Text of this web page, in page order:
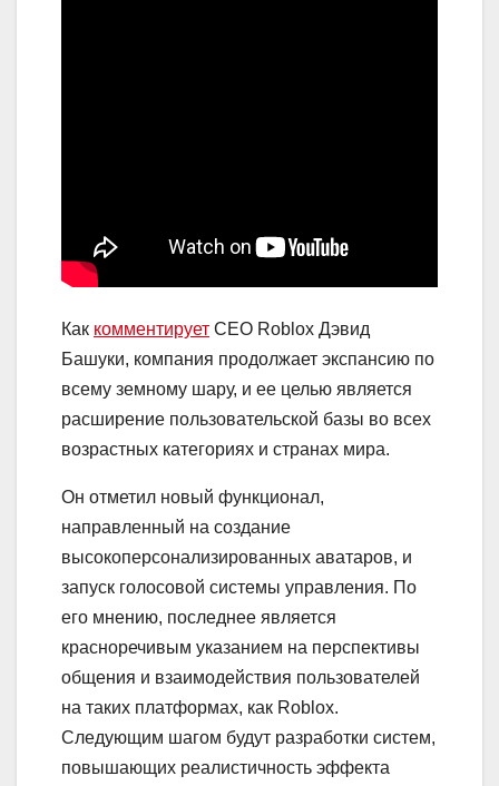
Как комментирует CEO Roblox Дэвид
Башуки, компания продолжает экспансию по
всему земному шару, и ее целью является
расширение пользовательской базы во всех
возрастных категориях и странах мира.
Он отметил новый функционал,
направленный на создание
высокоперсонализированных аватаров, и
запуск голосовой системы управления. По
его мнению, последнее является
красноречивым указанием на перспективы
общения и взаимодействия пользователей
на таких платформах, как Roblox.
Следующим шагом будут разработки систем,
повышающих реалистичность эффекта